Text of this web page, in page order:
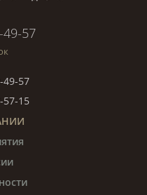
49-57
49-57
57-15